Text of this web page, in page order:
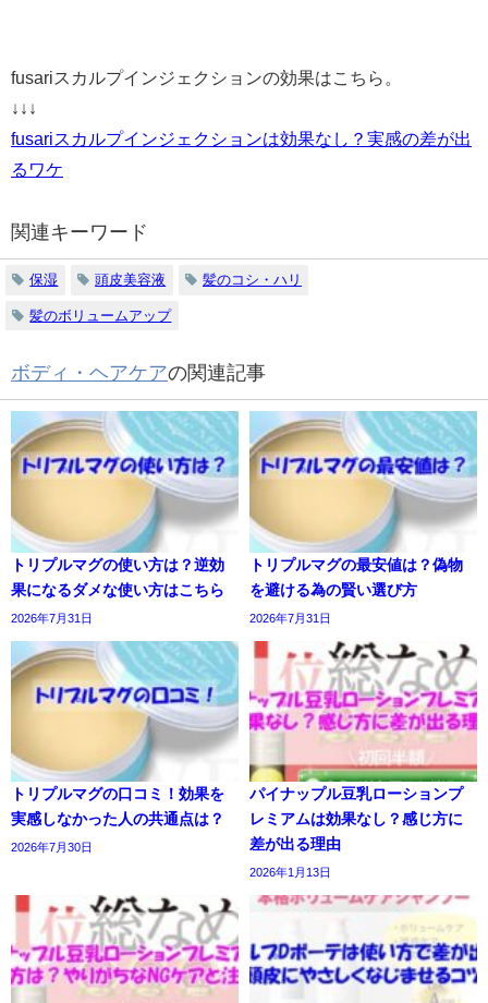
fusariスカルプインジェクションの効果はこちら。
↓↓↓
fusariスカルプインジェクションは効果なし？実感の差が出
るワケ
関連キーワード
保湿 頭皮美容液 髪のコシ・ハリ
髪のボリュームアップ
ボディ・ヘアケアの関連記事
トリプルマグの使い方は？逆効
果になるダメな使い方はこちら
2026年7月31日
トリプルマグの最安値は？偽物
を避ける為の賢い選び方
2026年7月31日
トリプルマグの口コミ！効果を
実感しなかった人の共通点は？
2026年7月30日
パイナップル豆乳ローションプ
レミアムは効果なし？感じ方に
差が出る理由
2026年1月13日